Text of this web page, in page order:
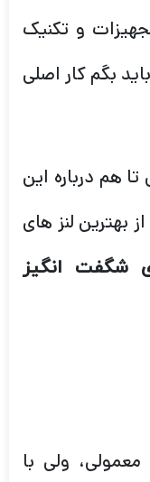
و تکنیک
بگم کار اصلی
هم درباره این
بدونیم و با هم 5 تا از بهترین لنز های
شگفت انگیز
معمولی، ولی با